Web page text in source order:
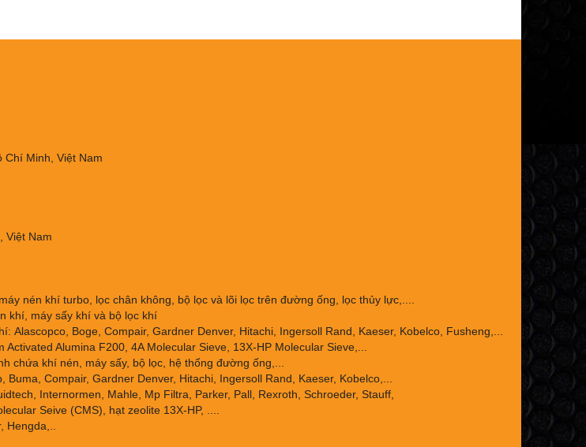
Minh, Việt Nam
Việt Nam
nén khí turbo, lọc chân không, bộ lọc và lõi lọc trên đường ống, lọc thủy lực,....
khí, máy sấy khí và bộ lọc khí
Boge, Compair, Gardner Denver, Hitachi, Ingersoll Rand, Kaeser, Kobelco, Fusheng,...
Alumina F200, 4A Molecular Sieve, 13X-HP Molecular Sieve,...
chứa khí nén, máy sấy, bộ lọc, hệ thống đường ống,...
Compair, Gardner Denver, Hitachi, Ingersoll Rand, Kaeser, Kobelco,...
Internormen, Mahle, Mp Filtra, Parker, Pall, Rexroth, Schroeder, Stauff,
Seive (CMS), hạt zeolite 13X-HP, ....